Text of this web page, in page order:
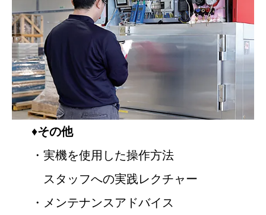
♦その他
・実機を使用した操作方法
スタッフへの実践レクチャー
・メンテナンスアドバイス